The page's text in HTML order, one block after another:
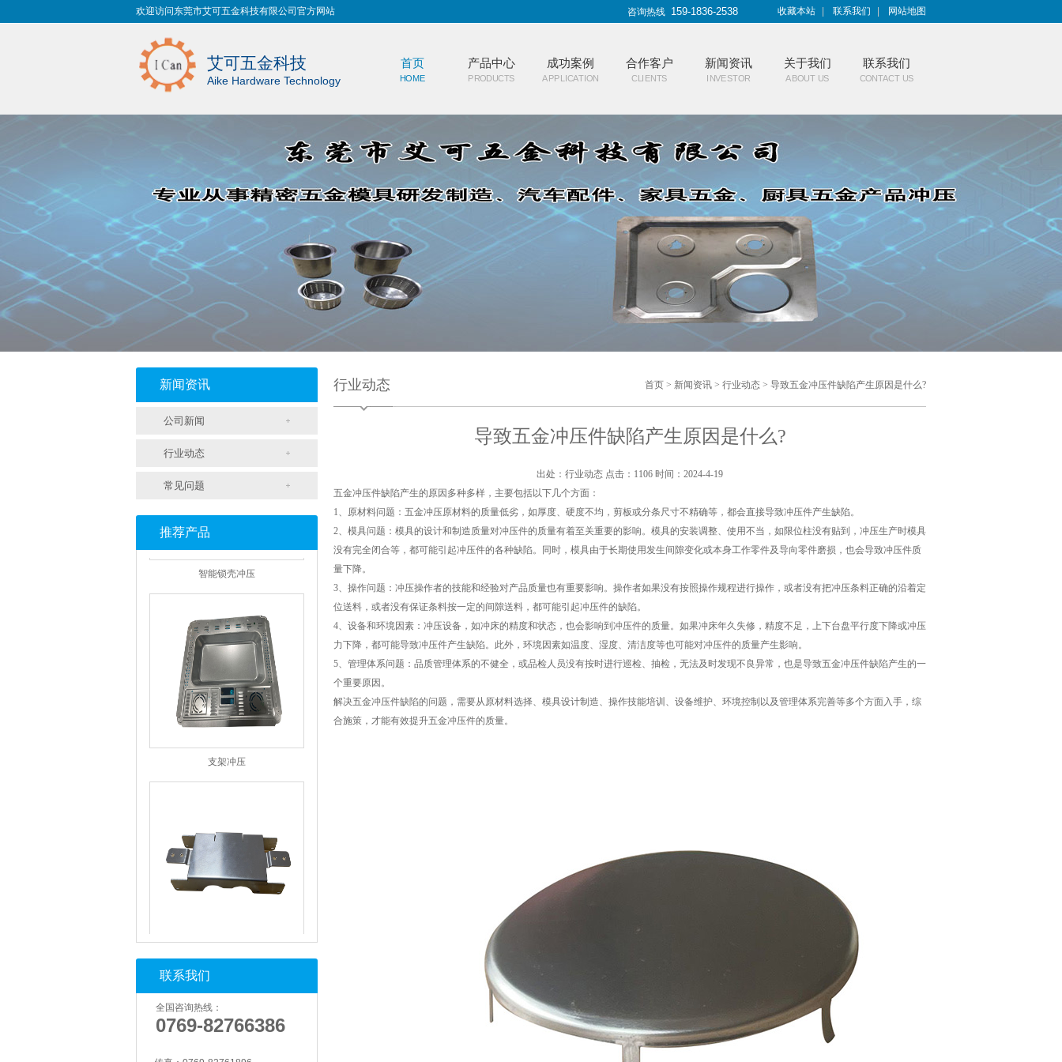
欢迎访问东莞市艾可五金科技有限公司官方网站 咨询热线 159-1836-2538 收藏本站 联系我们 网站地图
艾可五金科技
Aike Hardware Technology
首页
HOME
产品中心
PRODUCTS
成功案例
APPLICATION
合作客户
CLIENTS
新闻资讯
INVESTOR
关于我们
ABOUT US
联系我们
CONTACT US
新闻资讯
公司新闻
行业动态
常见问题
推荐产品
支架冲压
智能锁壳冲压
支架冲压
联系我们
全国咨询热线：
0769-82766386
行业动态 首页 > 新闻资讯 > 行业动态 > 导致五金冲压件缺陷产生原因是什么?
导致五金冲压件缺陷产生原因是什么?
出处：行业动态 点击：1106 时间：2024-4-19
五金冲压件缺陷产生的原因多种多样，主要包括以下几个方面：
1、原材料问题：五金冲压原材料的质量低劣，如厚度、硬度不均，剪板或分条尺寸不精确等，都会直接导致冲压件产生缺陷。
2、模具问题：模具的设计和制造质量对冲压件的质量有着至关重要的影响。模具的安装调整、使用不当，如限位柱没有贴到，冲压生产时模具
没有完全闭合等，都可能引起冲压件的各种缺陷。同时，模具由于长期使用发生间隙变化或本身工作零件及导向零件磨损，也会导致冲压件质
量下降。
3、操作问题：冲压操作者的技能和经验对产品质量也有重要影响。操作者如果没有按照操作规程进行操作，或者没有把冲压条料正确的沿着定
位送料，或者没有保证条料按一定的间隙送料，都可能引起冲压件的缺陷。
4、设备和环境因素：冲压设备，如冲床的精度和状态，也会影响到冲压件的质量。如果冲床年久失修，精度不足，上下台盘平行度下降或冲压
力下降，都可能导致冲压件产生缺陷。此外，环境因素如温度、湿度、清洁度等也可能对冲压件的质量产生影响。
5、管理体系问题：品质管理体系的不健全，或品检人员没有按时进行巡检、抽检，无法及时发现不良异常，也是导致五金冲压件缺陷产生的一
个重要原因。
解决五金冲压件缺陷的问题，需要从原材料选择、模具设计制造、操作技能培训、设备维护、环境控制以及管理体系完善等多个方面入手，综
合施策，才能有效提升五金冲压件的质量。